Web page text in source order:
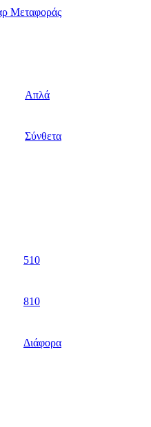
Μεταφοράς
Απλά
Σύνθετα
510
810
Διάφορα